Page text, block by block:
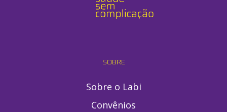
SOBRE
Sobre o Labi
Convênios